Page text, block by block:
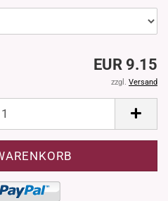
EUR 9.15
zzgl. Versand